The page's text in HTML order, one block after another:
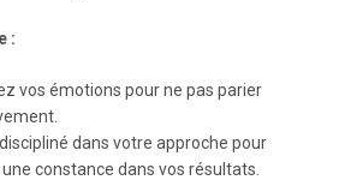
:
vos émotions pour ne pas parier
dans votre approche pour
constance dans vos résultats.